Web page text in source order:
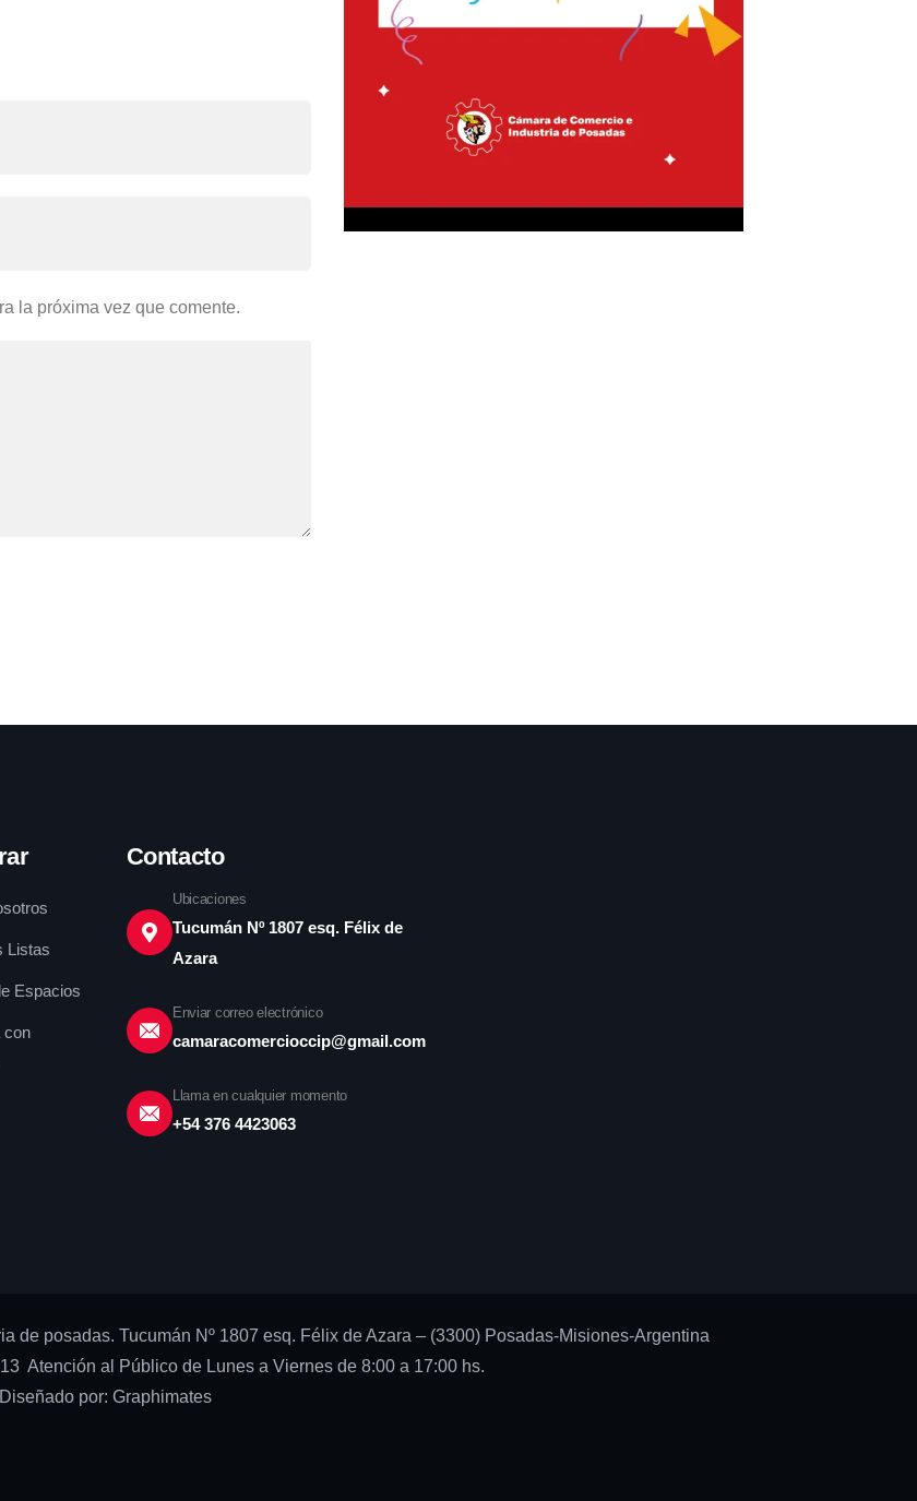
la próxima vez que comente.
Listas
Espacios
con
Contacto
Ubicaciones
Tucumán Nº 1807 esq. Félix de
Azara
Enviar correo electrónico
camaracomercioccip@gmail.com
Llama en cualquier momento
+54 376 4423063
de posadas. Tucumán Nº 1807 esq. Félix de Azara – (3300) Posadas-Misiones-Argentina
Atención al Público de Lunes a Viernes de 8:00 a 17:00 hs.
Diseñado por: Graphimates